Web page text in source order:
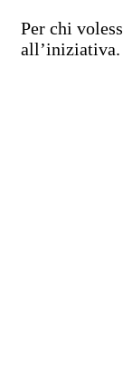
Per chi
all’iniziativa.